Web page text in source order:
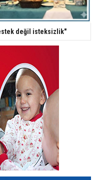
değil isteksizlik"